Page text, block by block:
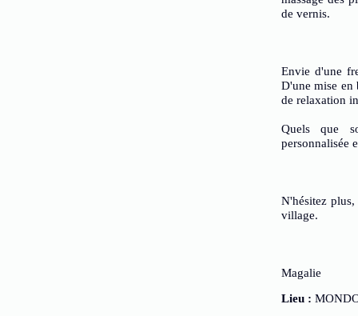
de vernis.
Envie d'une
D'une mise en
de relaxation
Quels que
personnalisée
N'hésitez
village.
Magalie
Lieu :